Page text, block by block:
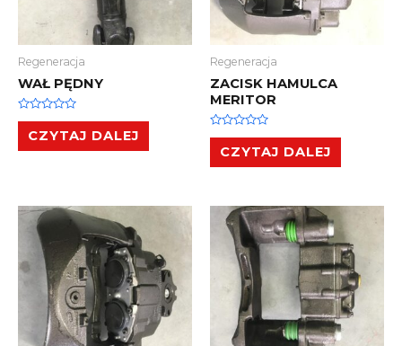
Regeneracja
WAŁ PĘDNY
Oceniono
na
5
CZYTAJ DALEJ
Regeneracja
ZACISK HAMULCA
MERITOR
Oceniono
na
5
CZYTAJ DALEJ